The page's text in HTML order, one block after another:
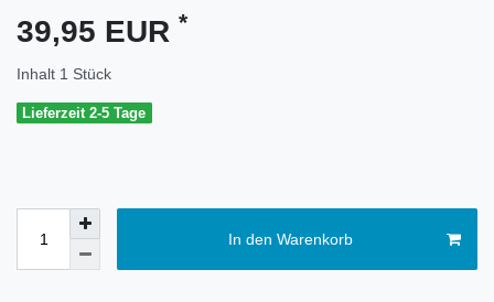
39,95 EUR *
Inhalt 1 Stück
Lieferzeit 2-5 Tage
In den Warenkorb